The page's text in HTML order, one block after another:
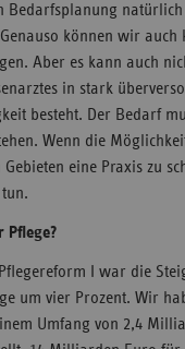
Bedarfsplanung natürlich
können wir auch
Aber es kann auch
in stark
besteht. Der Bedarf
Wenn die
eine Praxis zu
Pflege?
I war die
um vier Prozent. Wir
Umfang von 2,4